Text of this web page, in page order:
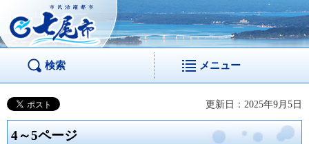
市民活躍都市 七尾
市
検索 メニュー
更新日：2025年9月5日
4～5ページ